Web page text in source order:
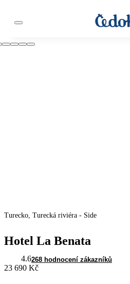
Turecko, Turecká riviéra - Side
Hotel La Benata
4.6268 hodnocení zákazníků
23 690 Kč